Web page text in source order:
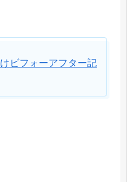
ビフォーアフター記